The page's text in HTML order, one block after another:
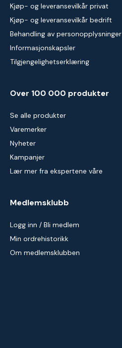
Kjøp- og leveransevilkår privat
Kjøp- og leveransevilkår bedrift
Behandling av personopplysninger
Informasjonskapsler
Tilgjengelighetserklæring
Over 100 000 produkter
Se alle produkter
Varemerker
Nyheter
Kampanjer
Lær mer fra ekspertene våre
Medlemsklubb
Logg inn / Bli medlem
Min ordrehistorikk
Om medlemsklubben